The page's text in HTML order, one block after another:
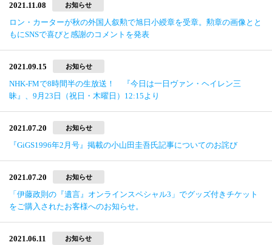
2021.11.08 お知らせ
ロン・カーターが秋の外国人叙勲で旭日小綬章を受章。勲章の画像とと
もにSNSで喜びと感謝のコメントを発表
2021.09.15 お知らせ
NHK-FMで8時間半の生放送！ 『今日は一日ヴァン・ヘイレン三
昧』、9月23日（祝日・木曜日）12:15より
2021.07.20 お知らせ
『GiGS1996年2月号』掲載の小山田圭吾氏記事についてのお詫び
2021.07.20 お知らせ
「伊藤政則の『遺言』オンラインスペシャル3」でグッズ付きチケット
をご購入されたお客様へのお知らせ。
2021.06.11 お知らせ